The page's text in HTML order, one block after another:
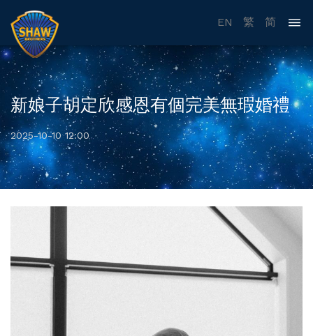
EN 繁 简
新娘子胡定欣感恩有個完美無瑕婚禮
2025-10-10 12:00